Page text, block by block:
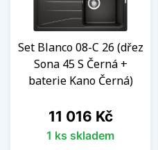
Set Blanco 08-C 26 (dřez
Sona 45 S Černá +
baterie Kano Černá)
Cena
11 016 Kč
1 ks skladem